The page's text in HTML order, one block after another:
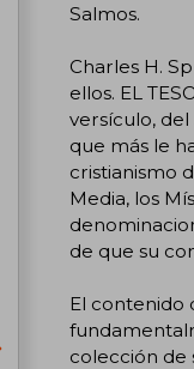
Salmos.
Charles H.
ellos. EL
versículo,
que más le
cristianismo
Media, los
de que su
El contenido
colección de